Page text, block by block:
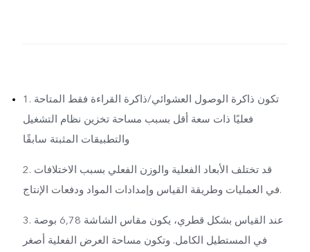
1. تكون ذاكرة الوصول العشوائي/ذاكرة القراءة فقط المتاحة
فعليًا ذات سعة أقل بسبب مساحة تخزين نظام التشغيل
والتطبيقات المثبتة سابقًا
2. قد تختلف الأبعاد الفعلية والوزن الفعلي بسبب الاختلافات
في العمليات وطريقة القياس وإمدادات المواد ودفعات الإنتاج.
3. عند القياس بشكل قطري، يكون مقاس الشاشة 6,78 بوصة
في المستطيل الكامل. وتكون مساحة العرض الفعلية أصغر